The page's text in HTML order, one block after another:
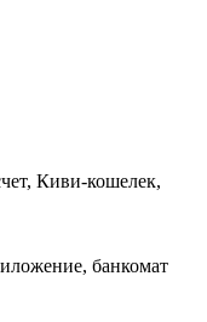
Киви-кошелек,
банкомат